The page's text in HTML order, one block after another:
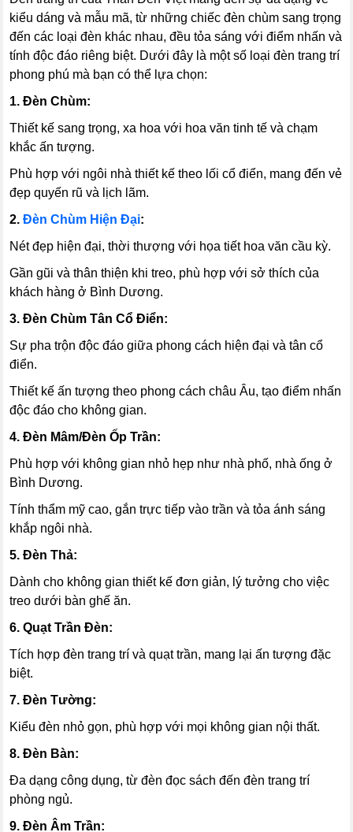
kiểu dáng và mẫu mã, từ những chiếc đèn chùm sang trọng
đến các loại đèn khác nhau, đều tỏa sáng với điểm nhấn và
tính độc đáo riêng biệt. Dưới đây là một số loại đèn trang trí
phong phú mà bạn có thể lựa chọn:
1. Đèn Chùm:
Thiết kế sang trọng, xa hoa với hoa văn tinh tế và chạm
khắc ấn tượng.
Phù hợp với ngôi nhà thiết kế theo lối cổ điển, mang đến vẻ
đẹp quyến rũ và lịch lãm.
2.Đèn Chùm Hiện Đại:
Nét đẹp hiện đại, thời thượng với họa tiết hoa văn cầu kỳ.
Gần gũi và thân thiện khi treo, phù hợp với sở thích của
khách hàng ở Bình Dương.
3. Đèn Chùm Tân Cổ Điển:
Sự pha trộn độc đáo giữa phong cách hiện đại và tân cổ
điển.
Thiết kế ấn tượng theo phong cách châu Âu, tạo điểm nhấn
độc đáo cho không gian.
4. Đèn Mâm/Đèn Ốp Trần:
Phù hợp với không gian nhỏ hẹp như nhà phố, nhà ống ở
Bình Dương.
Tính thẩm mỹ cao, gắn trực tiếp vào trần và tỏa ánh sáng
khắp ngôi nhà.
5. Đèn Thả:
Dành cho không gian thiết kế đơn giản, lý tưởng cho việc
treo dưới bàn ghế ăn.
6. Quạt Trần Đèn:
Tích hợp đèn trang trí và quạt trần, mang lại ấn tượng đặc
biệt.
7. Đèn Tường:
Kiểu đèn nhỏ gọn, phù hợp với mọi không gian nội thất.
8. Đèn Bàn:
Đa dạng công dụng, từ đèn đọc sách đến đèn trang trí
phòng ngủ.
9. Đèn Âm Trần: